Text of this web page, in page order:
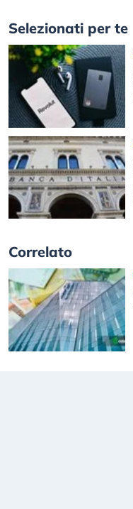
Selezionati per te
Correlato